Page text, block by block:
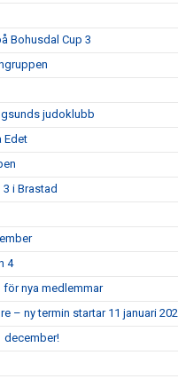
Bohusdal Cup 3
judoklubb
Edet
i Brastad
4
nya medlemmar
– ny termin startar 11 januari
december!